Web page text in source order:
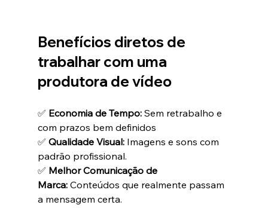
Benefícios diretos de
trabalhar com uma
produtora de vídeo
✅ Economia de Tempo: Sem retrabalho e
com prazos bem definidos
✅ Qualidade Visual: Imagens e sons com
padrão profissional.
✅ Melhor Comunicação de
Marca: Conteúdos que realmente passam
a mensagem certa.